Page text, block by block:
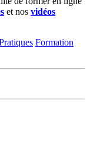
et nos vidéos
Formation